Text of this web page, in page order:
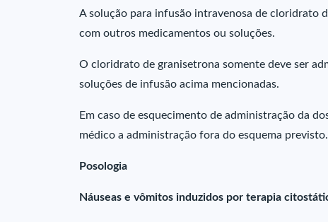
A solução para infusão intravenosa de cloridrato
com outros medicamentos ou soluções.
O cloridrato de granisetrona somente deve ser
soluções de infusão acima mencionadas.
Em caso de esquecimento de administração da
médico a administração fora do esquema previsto.
Posologia
Náuseas e vômitos induzidos por terapia